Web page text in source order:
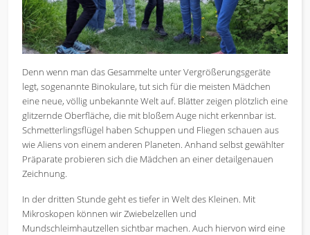
Denn wenn man das Gesammelte unter Vergrößerungsgeräte
legt, sogenannte Binokulare, tut sich für die meisten Mädchen
eine neue, völlig unbekannte Welt auf. Blätter zeigen plötzlich eine
glitzernde Oberfläche, die mit bloßem Auge nicht erkennbar ist.
Schmetterlingsflügel haben Schuppen und Fliegen schauen aus
wie Aliens von einem anderen Planeten. Anhand selbst gewählter
Präparate probieren sich die Mädchen an einer detailgenauen
Zeichnung.
In der dritten Stunde geht es tiefer in Welt des Kleinen. Mit
Mikroskopen können wir Zwiebelzellen und
Mundschleimhautzellen sichtbar machen. Auch hiervon wird eine